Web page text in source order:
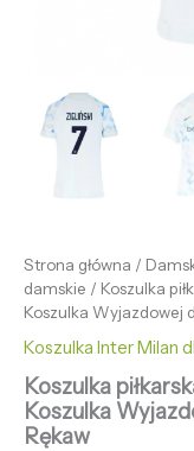
Strona główna /
damskie / Koszulka
Koszulka Wyjazdowej
Koszulka Inter Milan
Koszulka
Koszulka
Rękaw